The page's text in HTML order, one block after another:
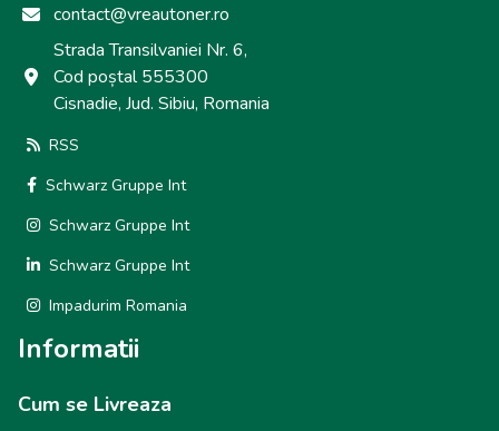
contact@vreautoner.ro
Strada Transilvaniei Nr. 6,
Cod poștal 555300
Cisnadie, Jud. Sibiu, Romania
RSS
Schwarz Gruppe Int
Schwarz Gruppe Int
Schwarz Gruppe Int
Impadurim Romania
Informatii
Cum se Livreaza